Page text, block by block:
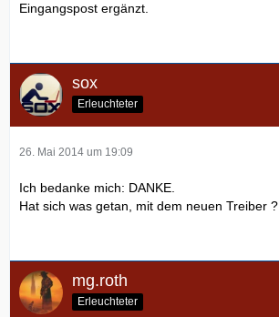
Eingangspost ergänzt.
sox
Erleuchteter
26. Mai 2014 um 19:09
Ich bedanke mich: DANKE.
Hat sich was getan, mit dem neuen Treiber ?
mg.roth
Erleuchteter